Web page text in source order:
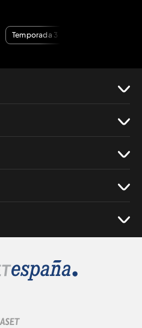
Temporada 3